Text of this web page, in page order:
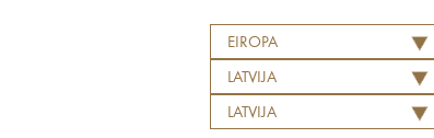
EIROPA
LATVIJA
LATVIJA